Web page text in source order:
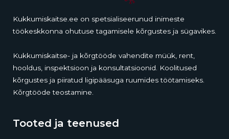
Kukkumiskaitse.ee on spetsialiseerunud inimeste
töökeskkonna ohutuse tagamisele kõrgustes ja sügavikes.
Kukkumiskaitse- ja kõrgtööde vahendite müük, rent,
hooldus, inspektsioon ja konsultatsioonid. Koolitused
kõrgustes ja piiratud ligipääsuga ruumides töötamiseks.
Kõrgtööde teostamine.
Tooted ja teenused